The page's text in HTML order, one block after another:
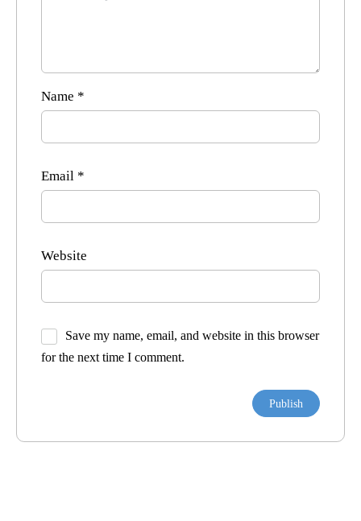
Name *
Email *
Website
Save my name, email, and website in this browser
for the next time I comment.